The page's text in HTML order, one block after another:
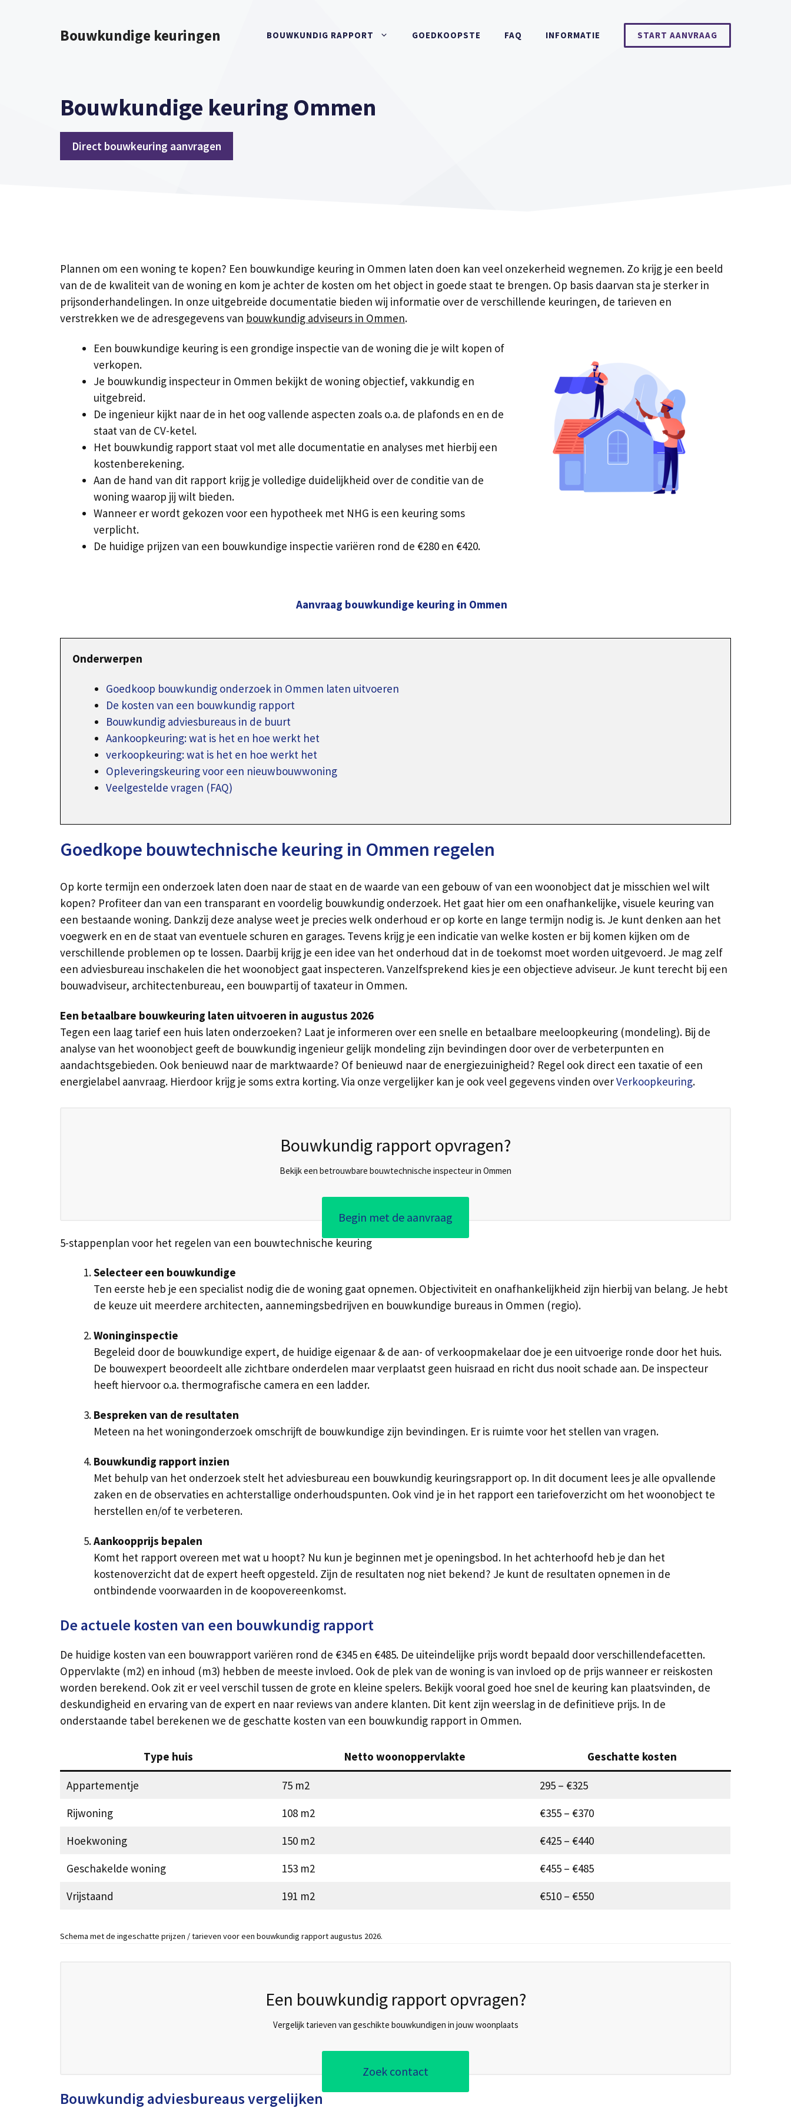
Bouwkundige keuringen BOUWKUNDIG RAPPORT GOEDKOOPSTE FAQ INFORMATIE START AANVRAAG
Bouwkundige keuring Ommen
Direct bouwkeuring aanvragen
Plannen om een woning te kopen? Een bouwkundige keuring in Ommen laten doen kan veel onzekerheid wegnemen. Zo krijg je een beeld
van de de kwaliteit van de woning en kom je achter de kosten om het object in goede staat te brengen. Op basis daarvan sta je sterker in
prijsonderhandelingen. In onze uitgebreide documentatie bieden wij informatie over de verschillende keuringen, de tarieven en
verstrekken we de adresgegevens van bouwkundig adviseurs in Ommen.
Een bouwkundige keuring is een grondige inspectie van de woning die je wilt kopen of
verkopen.
Je bouwkundig inspecteur in Ommen bekijkt de woning objectief, vakkundig en
uitgebreid.
De ingenieur kijkt naar de in het oog vallende aspecten zoals o.a. de plafonds en en de
staat van de CV-ketel.
Het bouwkundig rapport staat vol met alle documentatie en analyses met hierbij een
kostenberekening.
Aan de hand van dit rapport krijg je volledige duidelijkheid over de conditie van de
woning waarop jij wilt bieden.
Wanneer er wordt gekozen voor een hypotheek met NHG is een keuring soms
verplicht.
De huidige prijzen van een bouwkundige inspectie variëren rond de €280 en €420.
Aanvraag bouwkundige keuring in Ommen
Onderwerpen
Goedkoop bouwkundig onderzoek in Ommen laten uitvoeren
De kosten van een bouwkundig rapport
Bouwkundig adviesbureaus in de buurt
Aankoopkeuring: wat is het en hoe werkt het
verkoopkeuring: wat is het en hoe werkt het
Opleveringskeuring voor een nieuwbouwwoning
Veelgestelde vragen (FAQ)
Goedkope bouwtechnische keuring in Ommen regelen
Op korte termijn een onderzoek laten doen naar de staat en de waarde van een gebouw of van een woonobject dat je misschien wel wilt
kopen? Profiteer dan van een transparant en voordelig bouwkundig onderzoek. Het gaat hier om een onafhankelijke, visuele keuring van
een bestaande woning. Dankzij deze analyse weet je precies welk onderhoud er op korte en lange termijn nodig is. Je kunt denken aan het
voegwerk en en de staat van eventuele schuren en garages. Tevens krijg je een indicatie van welke kosten er bij komen kijken om de
verschillende problemen op te lossen. Daarbij krijg je een idee van het onderhoud dat in de toekomst moet worden uitgevoerd. Je mag zelf
een adviesbureau inschakelen die het woonobject gaat inspecteren. Vanzelfsprekend kies je een objectieve adviseur. Je kunt terecht bij een
bouwadviseur, architectenbureau, een bouwpartij of taxateur in Ommen.
Een betaalbare bouwkeuring laten uitvoeren in augustus 2026
Tegen een laag tarief een huis laten onderzoeken? Laat je informeren over een snelle en betaalbare meeloopkeuring (mondeling). Bij de
analyse van het woonobject geeft de bouwkundig ingenieur gelijk mondeling zijn bevindingen door over de verbeterpunten en
aandachtsgebieden. Ook benieuwd naar de marktwaarde? Of benieuwd naar de energiezuinigheid? Regel ook direct een taxatie of een
energielabel aanvraag. Hierdoor krijg je soms extra korting. Via onze vergelijker kan je ook veel gegevens vinden overVerkoopkeuring.
Bouwkundig rapport opvragen?
Bekijk een betrouwbare bouwtechnische inspecteur in Ommen
Begin met de aanvraag
5-stappenplan voor het regelen van een bouwtechnische keuring
Selecteer een bouwkundige
Ten eerste heb je een specialist nodig die de woning gaat opnemen. Objectiviteit en onafhankelijkheid zijn hierbij van belang. Je hebt
de keuze uit meerdere architecten, aannemingsbedrijven en bouwkundige bureaus in Ommen (regio).
Woninginspectie
Begeleid door de bouwkundige expert, de huidige eigenaar & de aan- of verkoopmakelaar doe je een uitvoerige ronde door het huis.
De bouwexpert beoordeelt alle zichtbare onderdelen maar verplaatst geen huisraad en richt dus nooit schade aan. De inspecteur
heeft hiervoor o.a. thermografische camera en een ladder.
Bespreken van de resultaten
Meteen na het woningonderzoek omschrijft de bouwkundige zijn bevindingen. Er is ruimte voor het stellen van vragen.
Bouwkundig rapport inzien
Met behulp van het onderzoek stelt het adviesbureau een bouwkundig keuringsrapport op. In dit document lees je alle opvallende
zaken en de observaties en achterstallige onderhoudspunten. Ook vind je in het rapport een tariefoverzicht om het woonobject te
herstellen en/of te verbeteren.
Aankoopprijs bepalen
Komt het rapport overeen met wat u hoopt? Nu kun je beginnen met je openingsbod. In het achterhoofd heb je dan het
kostenoverzicht dat de expert heeft opgesteld. Zijn de resultaten nog niet bekend? Je kunt de resultaten opnemen in de
ontbindende voorwaarden in de koopovereenkomst.
De actuele kosten van een bouwkundig rapport
De huidige kosten van een bouwrapport variëren rond de €345 en €485. De uiteindelijke prijs wordt bepaald door verschillendefacetten.
Oppervlakte (m2) en inhoud (m3) hebben de meeste invloed. Ook de plek van de woning is van invloed op de prijs wanneer er reiskosten
worden berekend. Ook zit er veel verschil tussen de grote en kleine spelers. Bekijk vooral goed hoe snel de keuring kan plaatsvinden, de
deskundigheid en ervaring van de expert en naar reviews van andere klanten. Dit kent zijn weerslag in de definitieve prijs. In de
onderstaande tabel berekenen we de geschatte kosten van een bouwkundig rapport in Ommen.
Type huis Netto woonoppervlakte Geschatte kosten
Appartementje 75 m2
295 – €325
Rijwoning
108 m2
€355 – €370
Hoekwoning
150 m2
€425 – €440
Geschakelde woning
153 m2
€455 – €485
Vrijstaand
191 m2 €510 – €550
Schema met de ingeschatte prijzen / tarieven voor een bouwkundig rapport augustus 2026.
Een bouwkundig rapport opvragen?
Vergelijk tarieven van geschikte bouwkundigen in jouw woonplaats
Zoek contact
Bouwkundig adviesbureaus vergelijken